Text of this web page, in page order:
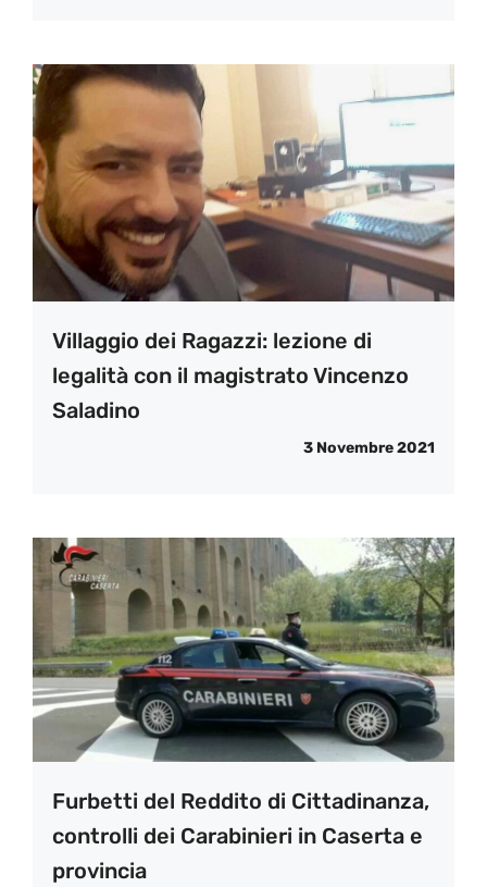
Villaggio dei Ragazzi: lezione di
legalità con il magistrato Vincenzo
Saladino
3 Novembre 2021
Furbetti del Reddito di Cittadinanza,
controlli dei Carabinieri in Caserta e
provincia